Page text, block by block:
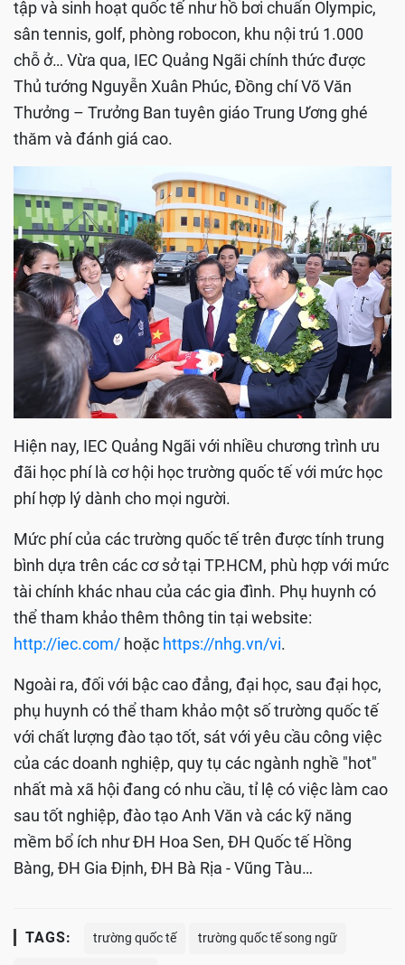
tập và sinh hoạt quốc tế như hồ bơi chuẩn Olympic,
sân tennis, golf, phòng robocon, khu nội trú 1.000
chỗ ở… Vừa qua, IEC Quảng Ngãi chính thức được
Thủ tướng Nguyễn Xuân Phúc, Đồng chí Võ Văn
Thưởng – Trưởng Ban tuyên giáo Trung Ương ghé
thăm và đánh giá cao.
Hiện nay, IEC Quảng Ngãi với nhiều chương trình ưu
đãi học phí là cơ hội học trường quốc tế với mức học
phí hợp lý dành cho mọi người.
Mức phí của các trường quốc tế trên được tính trung
bình dựa trên các cơ sở tại TP.HCM, phù hợp với mức
tài chính khác nhau của các gia đình. Phụ huynh có
thể tham khảo thêm thông tin tại website:
http://iec.com/ hoặc https://nhg.vn/vi.
Ngoài ra, đối với bậc cao đẳng, đại học, sau đại học,
phụ huynh có thể tham khảo một số trường quốc tế
với chất lượng đào tạo tốt, sát với yêu cầu công việc
của các doanh nghiệp, quy tụ các ngành nghề "hot"
nhất mà xã hội đang có nhu cầu, tỉ lệ có việc làm cao
sau tốt nghiệp, đào tạo Anh Văn và các kỹ năng
mềm bổ ích như ĐH Hoa Sen, ĐH Quốc tế Hồng
Bàng, ĐH Gia Định, ĐH Bà Rịa - Vũng Tàu…
TAGS: trường quốc tế trường quốc tế song ngữ